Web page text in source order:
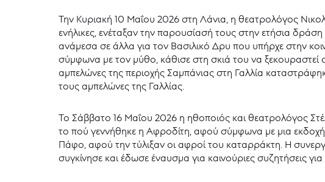
Την Κυριακή 10 Μαΐου 2026 στη Λάνια, η θεατρολόγος
ενήλικες, ενέταξαν την παρουσίασή τους στην ετήσια
ανάμεσα σε άλλα για τον Βασιλικό Δρυ που υπήρχε στην
σύμφωνα με τον μύθο, κάθισε στη σκιά του να ξεκουραστεί
αμπελώνες της περιοχής Σαμπάνιας στη Γαλλία
τους αμπελώνες της Γαλλίας.
Το Σάββατο 16 Μαΐου 2026 η ηθοποιός και θεατρολόγος
το πού γεννήθηκε η Αφροδίτη, αφού σύμφωνα με μια
Πάφο, αφού την τύλιξαν οι αφροί του καταρράκτη. Η
συγκίνησε και έδωσε έναυσμα για καινούριες συζητήσεις για